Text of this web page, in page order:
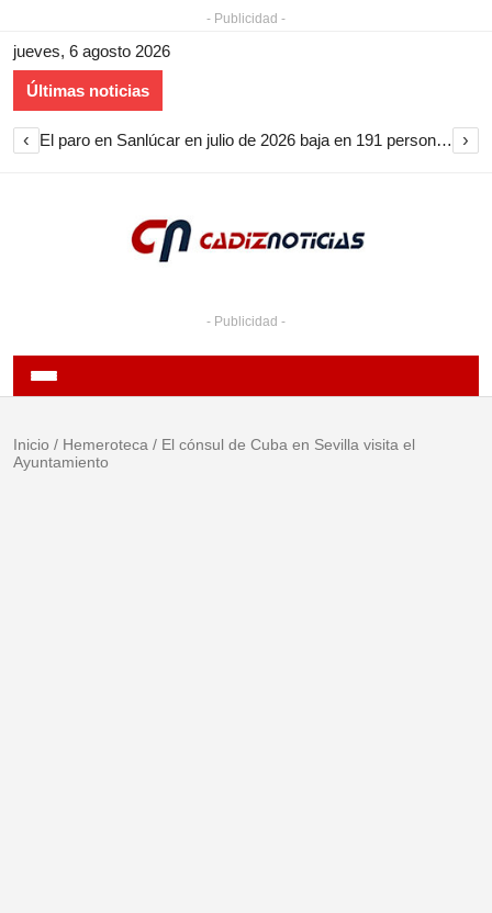
- Publicidad -
jueves, 6 agosto 2026
Últimas noticias
‹ El paro en Sanlúcar en julio de 2026 baja en 191 personas y encadena nueve meses de descenso ›
- Publicidad -
Inicio / Hemeroteca / El cónsul de Cuba en Sevilla visita el
Ayuntamiento